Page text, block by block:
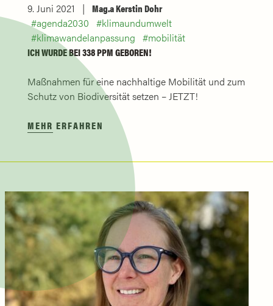
9. Juni 2021
Mag.a Kerstin Dohr
agenda2030
klimaundumwelt
klimawandelanpassung
mobilität
ICH WURDE BEI 338 PPM GEBOREN!
Maßnahmen für eine nachhaltige Mobilität und zum
Schutz von Biodiversität setzen – JETZT!
MEHR ERFAHREN